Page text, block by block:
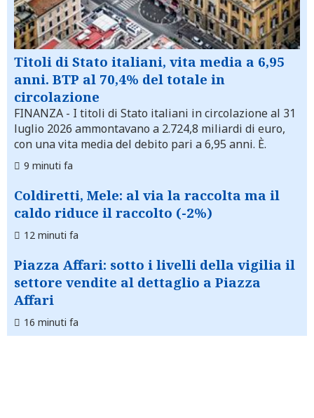
Titoli di Stato italiani, vita media a 6,95
anni. BTP al 70,4% del totale in
circolazione
FINANZA - I titoli di Stato italiani in circolazione al 31
luglio 2026 ammontavano a 2.724,8 miliardi di euro,
con una vita media del debito pari a 6,95 anni. È.
9 minuti fa
Coldiretti, Mele: al via la raccolta ma il
caldo riduce il raccolto (-2%)
12 minuti fa
Piazza Affari: sotto i livelli della vigilia il
settore vendite al dettaglio a Piazza
Affari
16 minuti fa